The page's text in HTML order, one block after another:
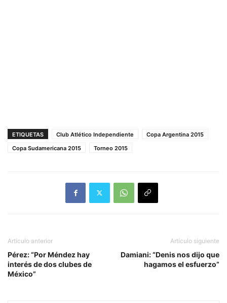
ETIQUETAS Club Atlético Independiente
Copa Argentina 2015
Copa Sudamericana 2015
Torneo 2015
Artículo anterior
Pérez: “Por Méndez hay
interés de dos clubes de
México”
Artículo siguiente
Damiani: “Denis nos dijo que
hagamos el esfuerzo”